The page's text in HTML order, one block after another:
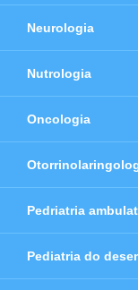
Neurologia
Nutrologia
Oncologia
Pedriatria
Pediatria do